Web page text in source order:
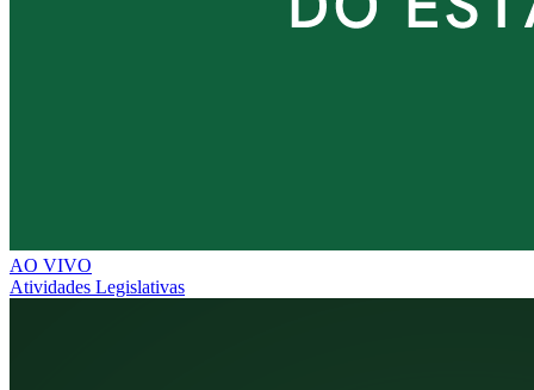
AO VIVO
Atividades Legislativas